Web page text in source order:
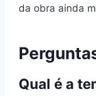
da obra ainda
Qual é a